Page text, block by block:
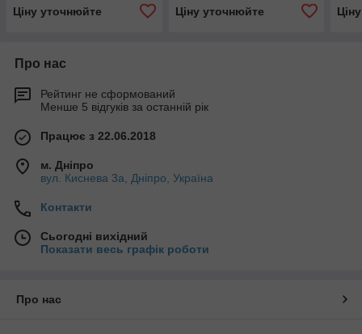
Ціну уточнюйте Ціну уточнюйте
Про нас
Рейтинг не сформований
Менше 5 відгуків за останній рік
Працює з 22.06.2018
м. Дніпро
вул. Киснева 3а, Дніпро, Україна
Контакти
Сьогодні вихідний
Показати весь графік роботи
Про нас